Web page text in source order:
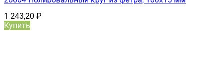
1 243,20 ₽
Купить